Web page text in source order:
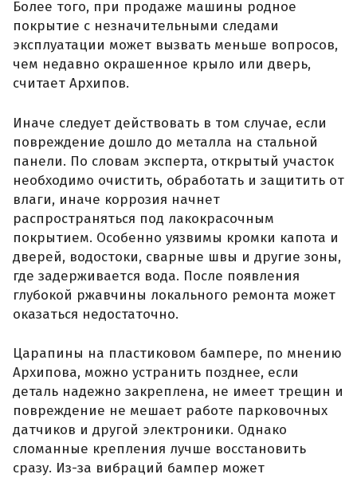
Более того, при продаже машины родное
покрытие с незначительными следами
эксплуатации может вызвать меньше вопросов,
чем недавно окрашенное крыло или дверь,
считает Архипов.
Иначе следует действовать в том случае, если
повреждение дошло до металла на стальной
панели. По словам эксперта, открытый участок
необходимо очистить, обработать и защитить от
влаги, иначе коррозия начнет
распространяться под лакокрасочным
покрытием. Особенно уязвимы кромки капота и
дверей, водостоки, сварные швы и другие зоны,
где задерживается вода. После появления
глубокой ржавчины локального ремонта может
оказаться недостаточно.
Царапины на пластиковом бампере, по мнению
Архипова, можно устранить позднее, если
деталь надежно закреплена, не имеет трещин и
повреждение не мешает работе парковочных
датчиков и другой электроники. Однако
сломанные крепления лучше восстановить
сразу. Из-за вибраций бампер может